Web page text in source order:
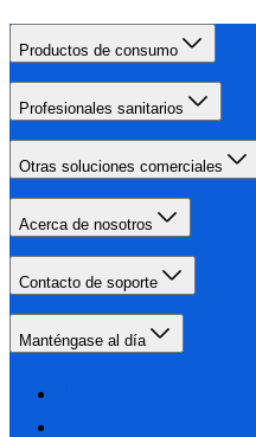
Productos de consumo
Profesionales sanitarios
Otras soluciones comerciales
Acerca de nosotros
Contacto de soporte
Manténgase al día